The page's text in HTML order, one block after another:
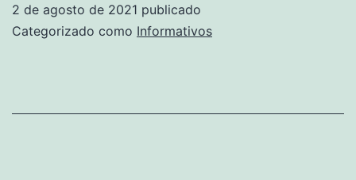
2 de agosto de 2021 publicado
Categorizado como Informativos